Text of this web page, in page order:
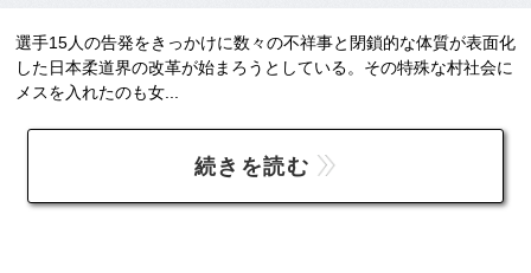
選手15人の告発をきっかけに数々の不祥事と閉鎖的な体質が表面化
した日本柔道界の改革が始まろうとしている。その特殊な村社会に
メスを入れたのも女...
続きを読む